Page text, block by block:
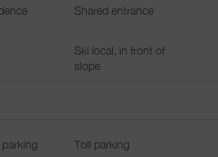
Shared entrance
Ski local, in front of
slope
parking
Toll parking